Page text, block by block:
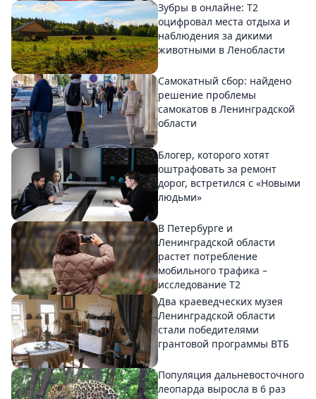
Зубры в онлайне: Т2
оцифровал места отдыха и
наблюдения за дикими
животными в Ленобласти
Самокатный сбор: найдено
решение проблемы
самокатов в Ленинградской
области
Блогер, которого хотят
оштрафовать за ремонт
дорог, встретился с «Новыми
людьми»
В Петербурге и
Ленинградской области
растет потребление
мобильного трафика –
исследование T2
Два краеведческих музея
Ленинградской области
стали победителями
грантовой программы ВТБ
Популяция дальневосточного
леопарда выросла в 6 раз